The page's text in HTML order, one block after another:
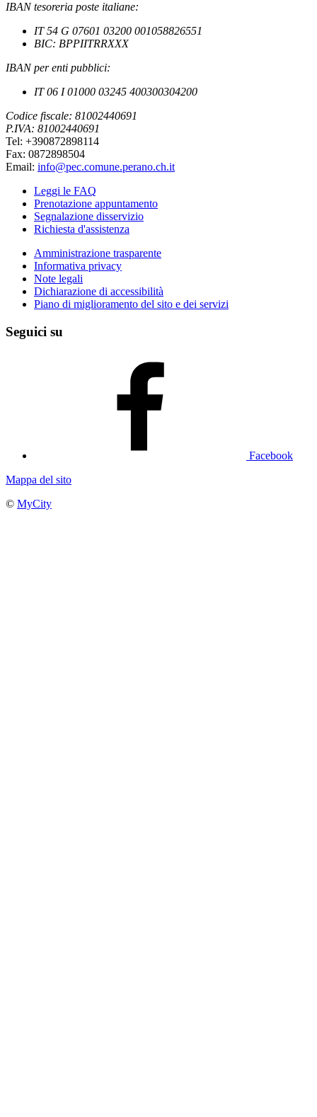
IBAN tesoreria poste italiane:
IT 54 G 07601 03200 001058826551
BIC: BPPIITRRXXX
IBAN per enti pubblici:
IT 06 I 01000 03245 400300304200
Codice fiscale: 81002440691
P.IVA: 81002440691
Tel: +390872898114
Fax: 0872898504
Email: info@pec.comune.perano.ch.it
Leggi le FAQ
Prenotazione appuntamento
Segnalazione disservizio
Richiesta d'assistenza
Amministrazione trasparente
Informativa privacy
Note legali
Dichiarazione di accessibilità
Piano di miglioramento del sito e dei servizi
Seguici su
Facebook
Mappa del sito
© MyCity